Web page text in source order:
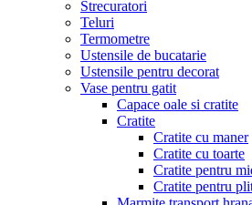
Strecuratori
Teluri
Termometre
Ustensile de bucatarie
Ustensile pentru decorat
Vase pentru gatit
Capace oale si cratite
Cratite
Cratite cu maner
Cratite cu toarte
Cratite pentru
Cratite pentru